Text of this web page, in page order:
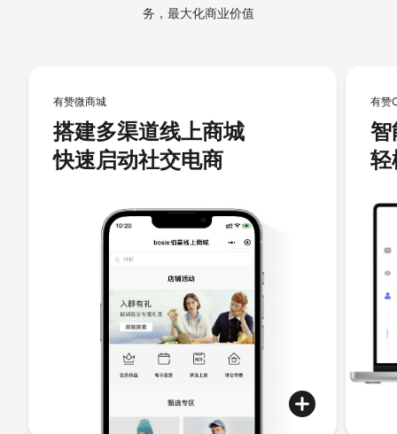
务，最大化商业价值
有赞微商城
搭建多渠道线上商城
快速启动社交电商
有赞
智
轻